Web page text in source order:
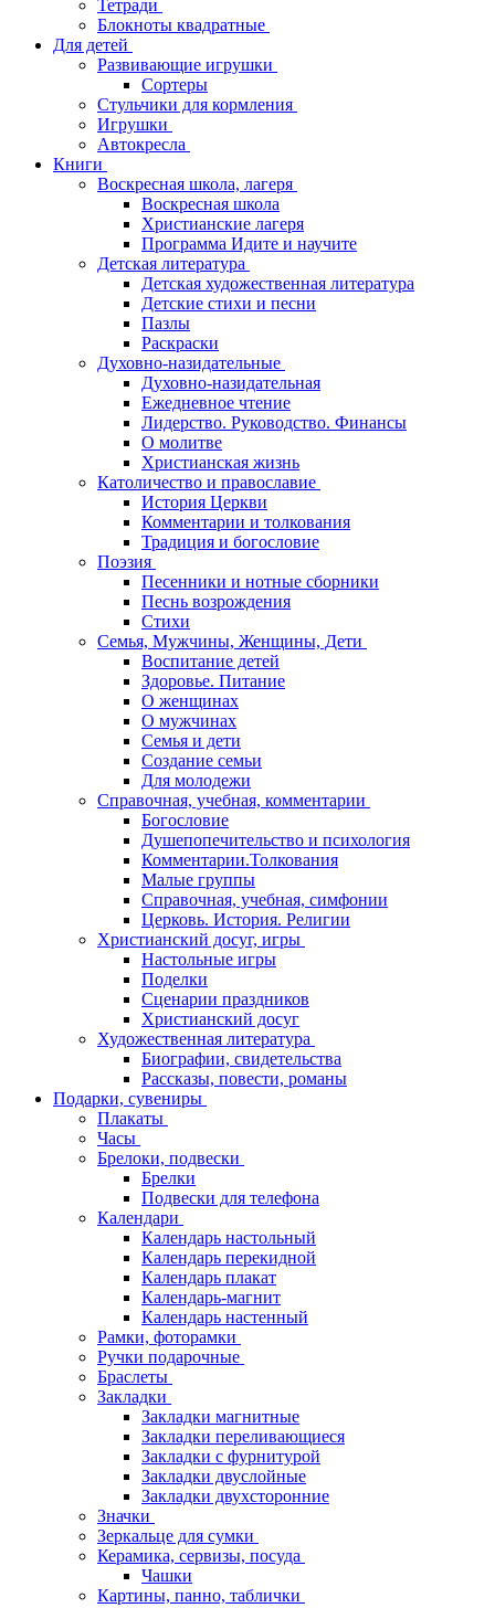
Тетради
Блокноты квадратные
Для детей
Развивающие игрушки
Сортеры
Стульчики для кормления
Игрушки
Автокресла
Книги
Воскресная школа, лагеря
Воскресная школа
Христианские лагеря
Программа Идите и научите
Детская литература
Детская художественная литература
Детские стихи и песни
Пазлы
Раскраски
Духовно-назидательные
Духовно-назидательная
Ежедневное чтение
Лидерство. Руководство. Финансы
О молитве
Христианская жизнь
Католичество и православие
История Церкви
Комментарии и толкования
Традиция и богословие
Поэзия
Песенники и нотные сборники
Песнь возрождения
Стихи
Семья, Мужчины, Женщины, Дети
Воспитание детей
Здоровье. Питание
О женщинах
О мужчинах
Семья и дети
Создание семьи
Для молодежи
Справочная, учебная, комментарии
Богословие
Душепопечительство и психология
Комментарии.Толкования
Малые группы
Справочная, учебная, симфонии
Церковь. История. Религии
Христианский досуг, игры
Настольные игры
Поделки
Сценарии праздников
Христианский досуг
Художественная литература
Биографии, свидетельства
Рассказы, повести, романы
Подарки, сувениры
Плакаты
Часы
Брелоки, подвески
Брелки
Подвески для телефона
Календари
Календарь настольный
Календарь перекидной
Календарь плакат
Календарь-магнит
Календарь настенный
Рамки, фоторамки
Ручки подарочные
Браслеты
Закладки
Закладки магнитные
Закладки переливающиеся
Закладки с фурнитурой
Закладки двуслойные
Закладки двухсторонние
Значки
Зеркальце для сумки
Керамика, сервизы, посуда
Чашки
Картины, панно, таблички